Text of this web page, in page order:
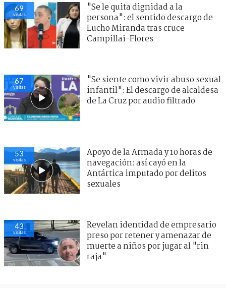
69
visitas
"Se le quita dignidad a la
persona": el sentido descargo de
Lucho Miranda tras cruce
Campillai-Flores
67
visitas
"Se siente como vivir abuso sexual
infantil": El descargo de alcaldesa
de La Cruz por audio filtrado
53
visitas
Apoyo de la Armada y 10 horas de
navegación: así cayó en la
Antártica imputado por delitos
sexuales
43
visitas
Revelan identidad de empresario
preso por retener y amenazar de
muerte a niños por jugar al "rin
raja"